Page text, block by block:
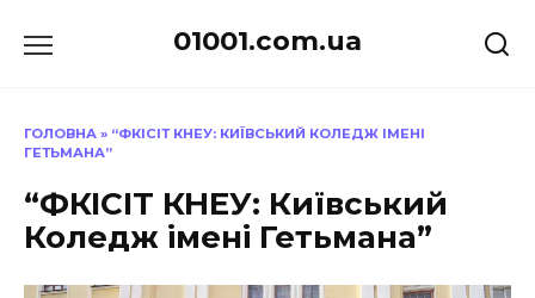
до
01001.com.ua
ГОЛОВНА » “ФКІСІТ КНЕУ: КИЇВСЬКИЙ КОЛЕДЖ ІМЕНІ
ГЕТЬМАНА”
“ФКІСІТ КНЕУ: Київський
Коледж імені Гетьмана”